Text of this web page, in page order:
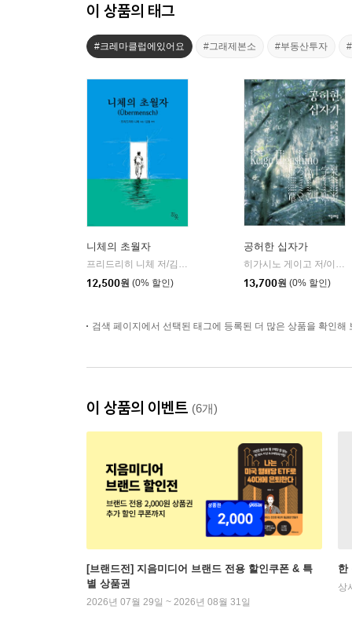
이 상품의 태그
#크레마클럽에있어요 #그래제본소 #부동산투자
니체의 초월자
프리드리히 니체 저/김철 편역
12,500원 (0% 할인)
공허한 십자가
히가시노 게이고 저/이선희 역
13,700원 (0% 할인)
검색 페이지에서 선택된 태그에 등록된 더 많은 상품을 확인해
이 상품의 이벤트 (6개)
[브랜드전] 지음미디어 브랜드 전용 할인쿠폰 & 특
별 상품권
2026년 07월 29일 ~ 2026년 08월 31일
한
상